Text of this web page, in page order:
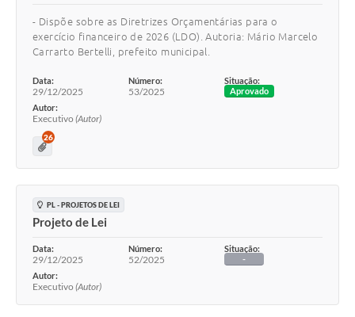
- Dispõe sobre as Diretrizes Orçamentárias para o
exercício financeiro de 2026 (LDO). Autoria: Mário Marcelo
Carrarto Bertelli, prefeito municipal.
Data:
29/12/2025
Número:
53/2025
Situação:
Aprovado
Autor:
Executivo (Autor)
26
PL - PROJETOS DE LEI
Projeto de Lei
Data:
29/12/2025
Número:
52/2025
Situação:
-
Autor:
Executivo (Autor)